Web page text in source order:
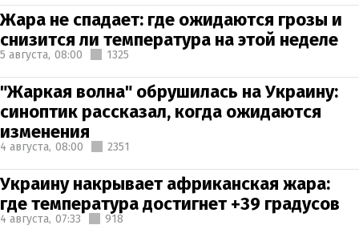
Жара не спадает: где ожидаются грозы и
снизится ли температура на этой неделе
5 августа, 08:00 1325
"Жаркая волна" обрушилась на Украину:
синоптик рассказал, когда ожидаются
изменения
4 августа, 08:00 2351
Украину накрывает африканская жара:
где температура достигнет +39 градусов
4 августа, 07:33 918